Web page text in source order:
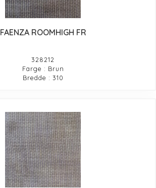
FAENZA ROOMHIGH FR
328212
Farge : Brun
Bredde : 310